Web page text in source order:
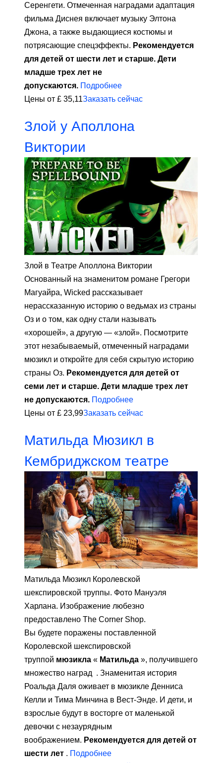
Серенгети. Отмеченная наградами адаптация
фильма Диснея включает музыку Элтона
Джона, а также выдающиеся костюмы и
потрясающие спецэффекты. Рекомендуется
для детей от шести лет и старше. Дети
младше трех лет не
допускаются. Подробнее
Цены от £ 35,11Заказать сейчас
Злой у Аполлона
Виктории
Злой в Театре Аполлона Виктории
Основанный на знаменитом романе Грегори
Магуайра, Wicked рассказывает
нерассказанную историю о ведьмах из страны
Оз и о том, как одну стали называть
«хорошей», а другую — «злой». Посмотрите
этот незабываемый, отмеченный наградами
мюзикл и откройте для себя скрытую историю
страны Оз. Рекомендуется для детей от
семи лет и старше. Дети младше трех лет
не допускаются. Подробнее
Цены от £ 23,99Заказать сейчас
Матильда Мюзикл в
Кембриджском театре
Матильда Мюзикл Королевской
шекспировской труппы. Фото Мануэля
Харлана. Изображение любезно
предоставлено The Corner Shop.
Вы будете поражены поставленной
Королевской шекспировской
труппой мюзикла « Матильда », получившего
множество наград . Знаменитая история
Роальда Даля оживает в мюзикле Денниса
Келли и Тима Минчина в Вест-Энде. И дети, и
взрослые будут в восторге от маленькой
девочки с незаурядным
воображением. Рекомендуется для детей от
шести лет . Подробнее